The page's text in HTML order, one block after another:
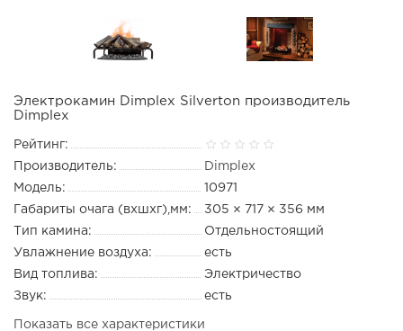
Электрокамин Dimplex Silverton производитель
Dimplex
Рейтинг:
Производитель:
Dimplex
Модель:
10971
Габариты очага (вхшхг),мм:
305 × 717 × 356 мм
Тип камина:
Отдельностоящий
Увлажнение воздуха:
есть
Вид топлива:
Электричество
Звук:
есть
Показать все характеристики